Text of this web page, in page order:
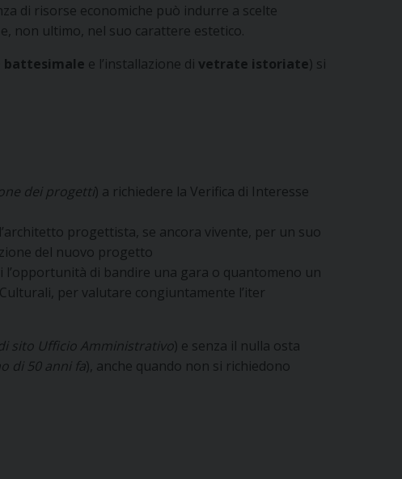
di risorse economiche può indurre a scelte
non ultimo, nel suo carattere estetico.
battesimale e l’installazione di vetrate istoriate) si
dei progetti) a richiedere la Verifica di Interesse
progettista, se ancora vivente, per un suo
del nuovo progetto
di bandire una gara o quantomeno un
per valutare congiuntamente l’iter
sito Ufficio Amministrativo) e senza il nulla osta
di 50 anni fa), anche quando non si richiedono